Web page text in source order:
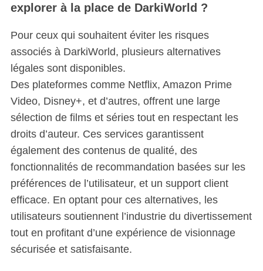
explorer à la place de DarkiWorld ?
Pour ceux qui souhaitent éviter les risques
associés à DarkiWorld, plusieurs alternatives
légales sont disponibles.
Des plateformes comme Netflix, Amazon Prime
Video, Disney+, et d’autres, offrent une large
sélection de films et séries tout en respectant les
droits d’auteur. Ces services garantissent
également des contenus de qualité, des
fonctionnalités de recommandation basées sur les
préférences de l’utilisateur, et un support client
efficace. En optant pour ces alternatives, les
utilisateurs soutiennent l’industrie du divertissement
tout en profitant d’une expérience de visionnage
sécurisée et satisfaisante.